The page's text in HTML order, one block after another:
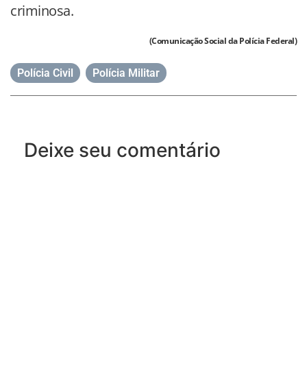
criminosa.
(Comunicação Social da Polícia Federal)
Polícia Civil Polícia Militar
Deixe seu comentário